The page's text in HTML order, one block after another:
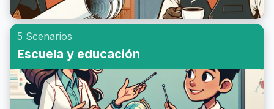
5 Scenarios
Escuela y educación